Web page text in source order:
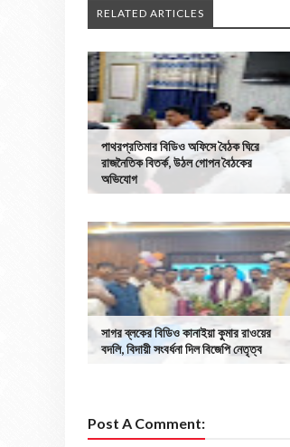
RELATED ARTICLES
পাথরপ্রতিমার বিডিও অফিসে বৈঠক ঘিরে
রাজনৈতিক বিতর্ক, উঠল গোপন বৈঠকের
অভিযোগ
সাগর ব্লকের বিডিও কানাইয়া কুমার রাওয়ের
বদলি, বিদায়ী সংবর্ধনা দিল বিজেপি নেতৃত্ব
Post A Comment: